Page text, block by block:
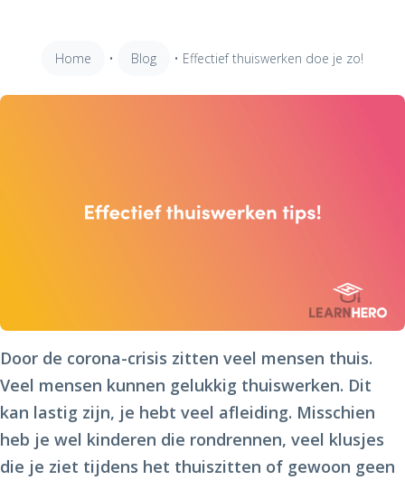
Home • Blog • Effectief thuiswerken doe je zo!
Door de corona-crisis zitten veel mensen thuis.
Veel mensen kunnen gelukkig thuiswerken. Dit
kan lastig zijn, je hebt veel afleiding. Misschien
heb je wel kinderen die rondrennen, veel klusjes
die je ziet tijdens het thuiszitten of gewoon geen